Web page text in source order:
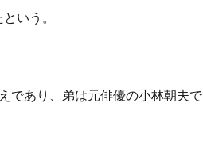
いう。
であり、弟は元俳優の小林朝夫で